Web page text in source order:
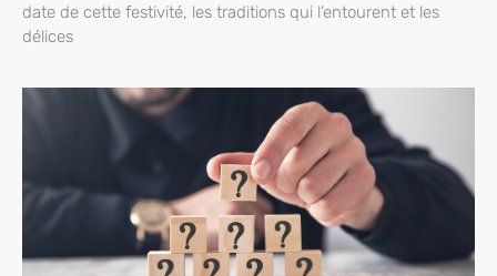
date de cette festivité, les traditions qui l’entourent et les
délices